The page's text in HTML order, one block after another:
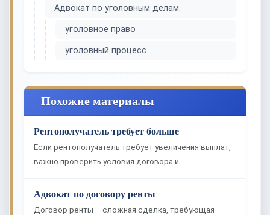
Адвокат по уголовным делам.
уголовное право
уголовный процесс
Похожие материалы
Рентополучатель требует больше
Если рентополучатель требует увеличения выплат,
важно проверить условия договора и …
Адвокат по договору ренты
Договор ренты – сложная сделка, требующая